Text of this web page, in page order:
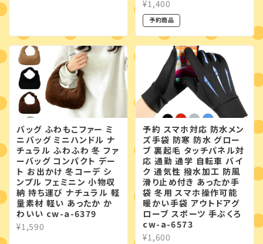
¥1,400
予約商品
バッグ ふわもこファー ミ
ニバッグ ミニハンドル ナ
チュラル ふわふわ 冬 ファ
ーバッグ コンパクト デー
ト お出かけ 冬コーデ シ
ンプル フェミニン 小物収
納 持ち運び ナチュラル 軽
量素材 軽い あったか か
わいい cw-a-6379
¥1,590
予約 スマホ対応 防水メン
ズ手袋 防寒 防水 グロー
ブ 裏起毛 タッチパネル対
応 通勤 通学 自転車 バイ
ク 通気性 撥水加工 防風
滑り止め付き あったか手
袋 冬用 スマホ操作可能
暖かい手袋 アウトドアグ
ローブ スポーツ 手ぶくろ
cw-a-6573
¥1,600